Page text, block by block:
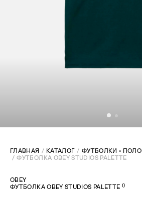
ГЛАВНАЯ КАТАЛОГ
ФУТБОЛКИ • ПОЛО
ФУТБОЛКА OBEY STUDIOS PALETTE
OBEY
ФУТБОЛКА OBEY STUDIOS PALETTE ()